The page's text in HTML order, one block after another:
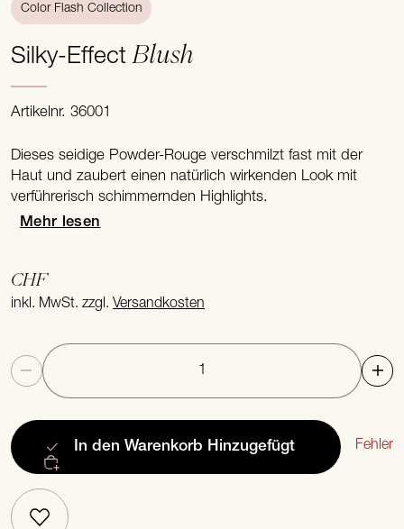
Color Flash Collection
Silky-EffectBlush
Artikelnr. 36001
Dieses seidige Powder-Rouge verschmilzt fast mit der
Haut und zaubert einen natürlich wirkenden Look mit
verführerisch schimmernden Highlights.
Mehr lesen
CHF
inkl. MwSt. zzgl.Versandkosten
Anzahl
In den Warenkorb Hinzugefügt Fehler